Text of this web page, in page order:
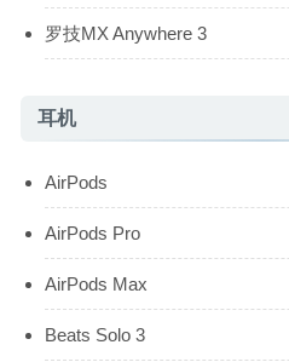
罗技MX Anywhere 3
耳机
AirPods
AirPods Pro
AirPods Max
Beats Solo 3